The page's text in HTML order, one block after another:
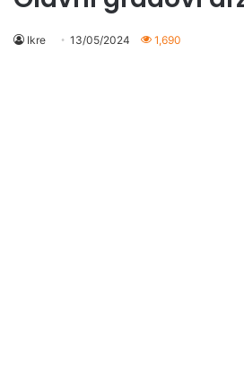
Ikre 13/05/2024 1,690